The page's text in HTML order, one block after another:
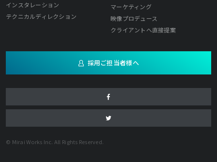
インスタレーション
テクニカルディレクション
マーケティング
映像プロデュース
クライアントへ直接提案
採用ご担当者様へ
© Mirai Works Inc. All Rights Reserved.